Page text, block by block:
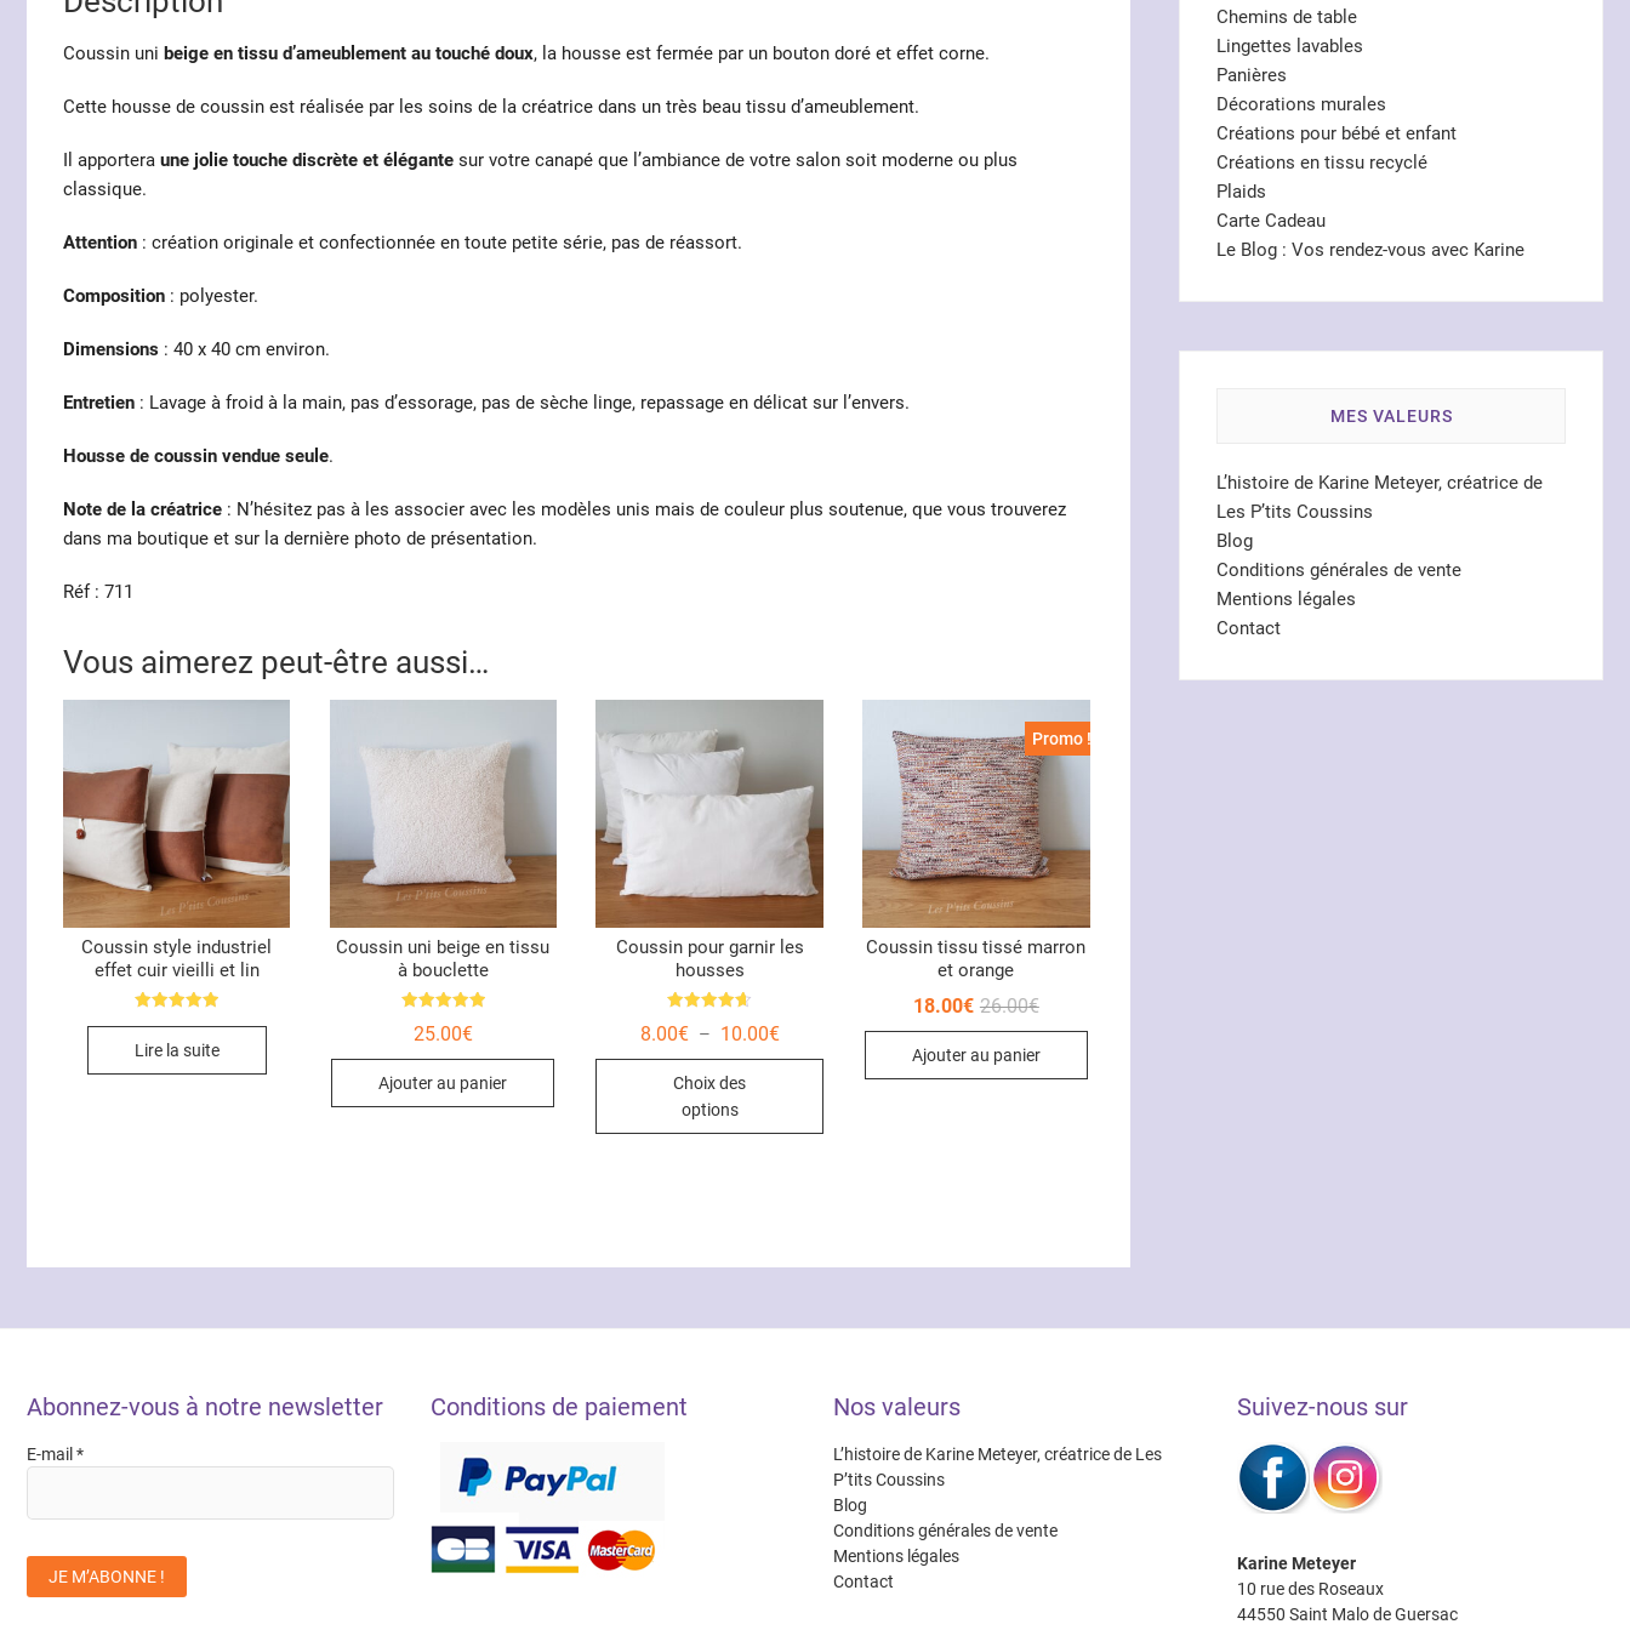
Coussin uni beige en tissu d’ameublement au touché doux, la housse est fermée par un bouton doré et effet corne.
Cette housse de coussin est réalisée par les soins de la créatrice dans un très beau tissu d’ameublement.
Il apportera une jolie touche discrète et élégante sur votre canapé que l’ambiance de votre salon soit moderne ou plus
classique.
Attention : création originale et confectionnée en toute petite série, pas de réassort.
Composition : polyester.
Dimensions : 40 x 40 cm environ.
Entretien : Lavage à froid à la main, pas d’essorage, pas de sèche linge, repassage en délicat sur l’envers.
Housse de coussin vendue seule.
Note de la créatrice : N’hésitez pas à les associer avec les modèles unis mais de couleur plus soutenue, que vous trouverez
dans ma boutique et sur la dernière photo de présentation.
Réf : 711
Vous aimerez peut-être aussi…
Coussin style industriel
effet cuir vieilli et lin
sur 5
Lire la suite
Coussin uni beige en tissu
à bouclette
5.00
25.00€
Ajouter au panier
Coussin pour garnir les
housses
4.67
8.00€ – 10.00€Plage
Choix des
options
Ce
peuvent
choisies
page
du
produit
Promo !
Coussin tissu tissé marron
et orange
26.00€Le
était :
26.00€.
18.00€
Le
est :
18.00€.
Ajouter au panier
Chemins de table
Lingettes lavables
Panières
Décorations murales
Créations pour bébé et enfant
Créations en tissu recyclé
Plaids
Carte Cadeau
Le Blog : Vos rendez-vous avec Karine
MES VALEURS
L’histoire de Karine Meteyer, créatrice de
Les P’tits Coussins
Blog
Conditions générales de vente
Mentions légales
Contact
Abonnez-vous à notre newsletter
E-mail *
Conditions de paiement Nos valeurs
L’histoire de Karine Meteyer, créatrice de Les
P’tits Coussins
Blog
Conditions générales de vente
Mentions légales
Contact
Suivez-nous sur
Karine Meteyer
10 rue des Roseaux
44550 Saint Malo de Guersac